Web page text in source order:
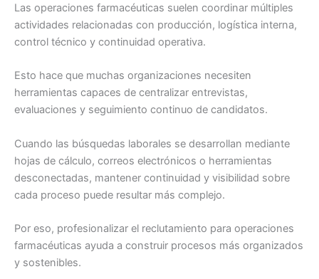
Las operaciones farmacéuticas suelen coordinar múltiples
actividades relacionadas con producción, logística interna,
control técnico y continuidad operativa.
Esto hace que muchas organizaciones necesiten
herramientas capaces de centralizar entrevistas,
evaluaciones y seguimiento continuo de candidatos.
Cuando las búsquedas laborales se desarrollan mediante
hojas de cálculo, correos electrónicos o herramientas
desconectadas, mantener continuidad y visibilidad sobre
cada proceso puede resultar más complejo.
Por eso, profesionalizar el reclutamiento para operaciones
farmacéuticas ayuda a construir procesos más organizados
y sostenibles.